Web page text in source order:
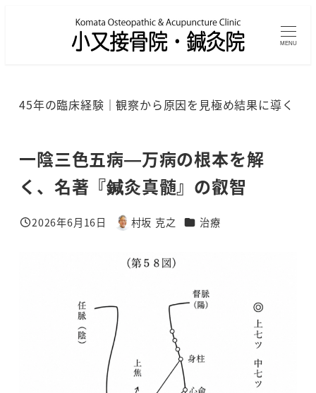
MENU
45年の臨床経験｜観察から原因を見極め結果に導く
一陰三色五病—万病の根本を解
く、名著『鍼灸真髄』の叡智
投稿日
2026年6月16日
著
村坂 克之 カテゴリー
治療